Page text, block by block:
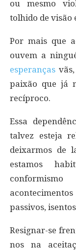
ou mesmo
tolhido de visão
Por mais que
ouvem a
esperanças
paixão que já
recíproco.
Essa
talvez esteja
deixarmos de
estamos
passivos,
Resignar-se
nos na